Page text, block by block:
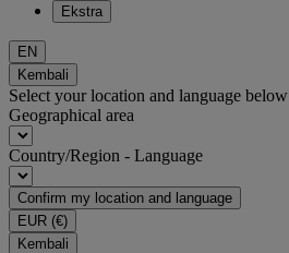
Ekstra
EN
Kembali
Select your location and language below
Geographical area
Country/Region - Language
Confirm my location and language
EUR (€)
Kembali